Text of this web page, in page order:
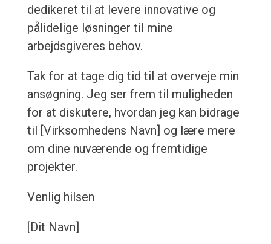
dedikeret til at levere innovative og
pålidelige løsninger til mine
arbejdsgiveres behov.
Tak for at tage dig tid til at overveje min
ansøgning. Jeg ser frem til muligheden
for at diskutere, hvordan jeg kan bidrage
til [Virksomhedens Navn] og lære mere
om dine nuværende og fremtidige
projekter.
Venlig hilsen
[Dit Navn]